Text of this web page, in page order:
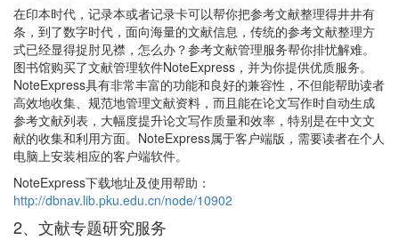
在印本时代，记录本或者记录卡可以帮你把参考文献整理得井井有
条，到了数字时代，面向海量的文献信息，传统的参考文献整理方
式已经显得捉肘见襟，怎么办？参考文献管理服务帮你排忧解难。
图书馆购买了文献管理软件NoteExpress，并为你提供优质服务。
NoteExpress具有非常丰富的功能和良好的兼容性，不但能帮助读者
高效地收集、规范地管理文献资料，而且能在论文写作时自动生成
参考文献列表，大幅度提升论文写作质量和效率，特别是在中文文
献的收集和利用方面。NoteExpress属于客户端版，需要读者在个人
电脑上安装相应的客户端软件。
NoteExpress下载地址及使用帮助：
http://dbnav.lib.pku.edu.cn/node/10902
2、文献专题研究服务